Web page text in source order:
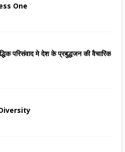
One
परिसंवाद मे देश के प्रबुद्धजन की वैचारिक